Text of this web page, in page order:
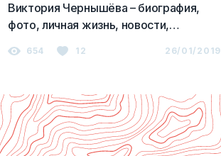
Виктория Чернышёва – биография,
фото, личная жизнь, новости,
654 12 26/01/2019